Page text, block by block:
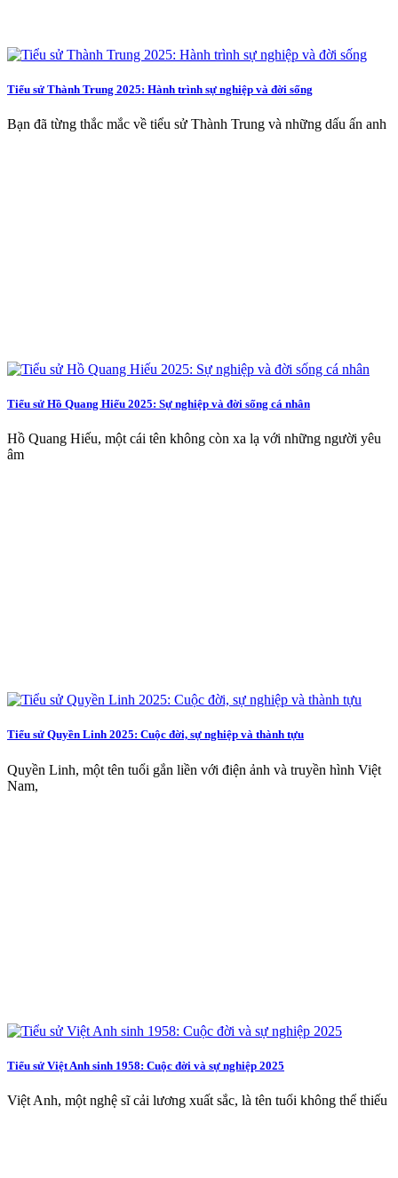
Tiểu sử Thành Trung 2025: Hành trình sự nghiệp và đời sống
Bạn đã từng thắc mắc về tiểu sử Thành Trung và những dấu ấn anh
Tiểu sử Hồ Quang Hiếu 2025: Sự nghiệp và đời sống cá nhân
Hồ Quang Hiếu, một cái tên không còn xa lạ với những người yêu
âm
Tiểu sử Quyền Linh 2025: Cuộc đời, sự nghiệp và thành tựu
Quyền Linh, một tên tuổi gắn liền với điện ảnh và truyền hình Việt
Nam,
Tiểu sử Việt Anh sinh 1958: Cuộc đời và sự nghiệp 2025
Việt Anh, một nghệ sĩ cải lương xuất sắc, là tên tuổi không thể thiếu